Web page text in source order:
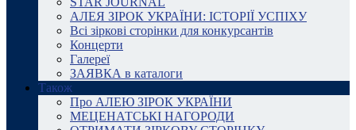
АЛЕЯ ЗІРОК УКРАЇНИ: ІСТОРІЇ УСПІХУ
Всі зіркові сторінки для конкурсантів
Концерти
Галереї
ЗАЯВКА в каталоги
Також
Про АЛЕЮ ЗІРОК УКРАЇНИ
МЕЦЕНАТСЬКІ НАГОРОДИ